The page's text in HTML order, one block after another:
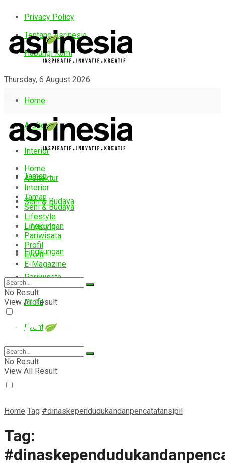
Privacy Policy
Tentang Asrinesia
Hubungi Kami
Thursday, 6 August 2026
Home
Arsitektur
Interior
Taman
Seni & Budaya
Lifestyle
Lingkungan
Pariwisata
Profil
Event
E-Magazine
Home
Arsitektur
Interior
Taman
Seni & Budaya
Lifestyle
Lingkungan
Pariwisata
Profil
Event
E-Magazine
No Result
View All Result
No Result
View All Result
Home Tag #dinaskependudukandanpencatatansipil
Tag: